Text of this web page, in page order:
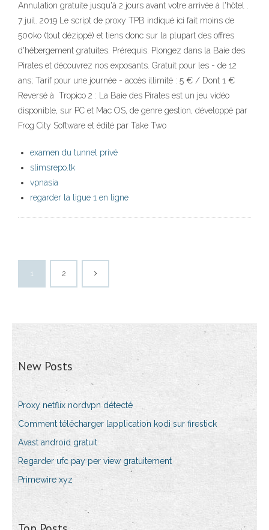
Annulation gratuite jusqu'à 2 jours avant votre arrivée à l'hôtel .
7 juil. 2019 Le script de proxy TPB indiqué ici fait moins de
500ko (tout dézippé) et tiens donc sur la plupart des offres
d'hébergement gratuites. Prérequis. Plongez dans la Baie des
Pirates et découvrez nos exposants. Gratuit pour les - de 12
ans; Tarif pour une journée - accès illimité : 5 € / Dont 1 €
Reversé à Tropico 2 : La Baie des Pirates est un jeu vidéo
disponible, sur PC et Mac OS, de genre gestion, développé par
Frog City Software et édité par Take Two
examen du tunnel privé
slimsrepo.tk
vpnasia
regarder la ligue 1 en ligne
1 2
New Posts
Proxy netflix nordvpn détecté
Comment télécharger lapplication kodi sur firestick
Avast android gratuit
Regarder ufc pay per view gratuitement
Primewire xyz